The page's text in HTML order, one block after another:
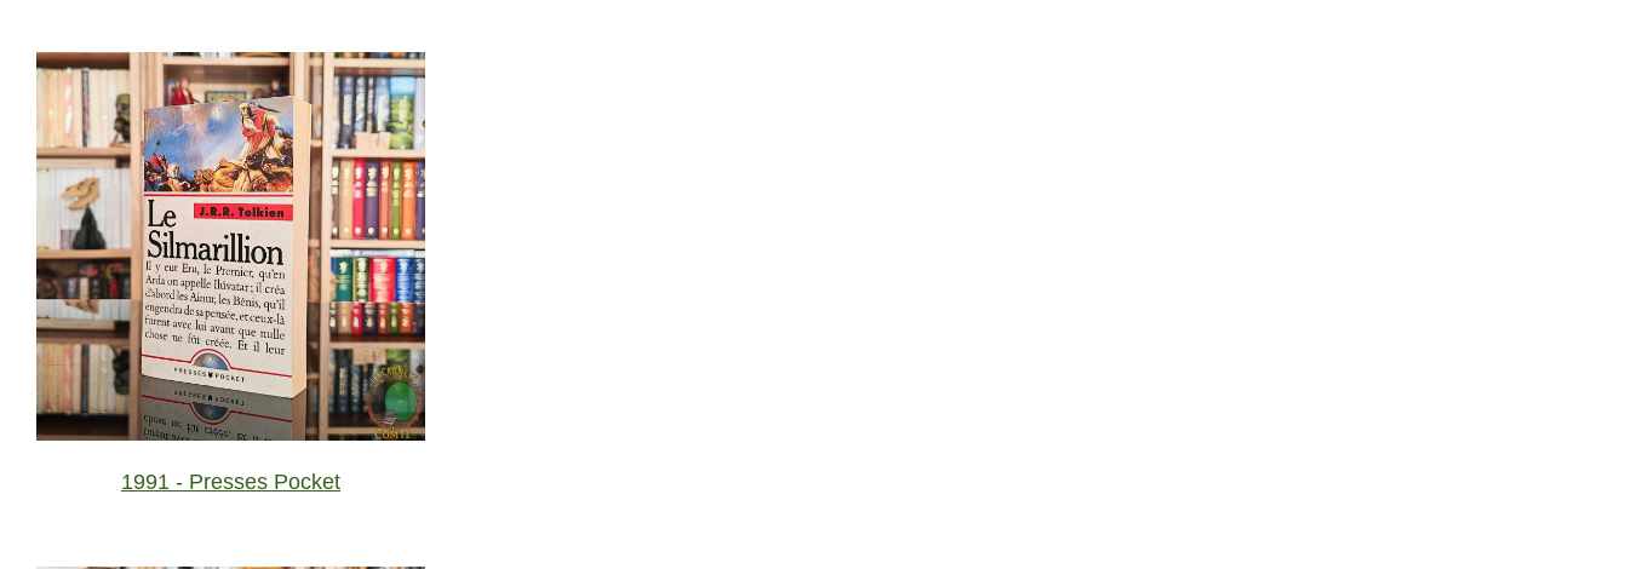
1991 - Presses Pocket